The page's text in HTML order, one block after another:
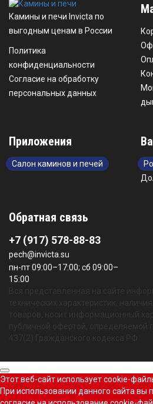
Камины и печи Invicta по
выгодным ценам в России
Политика
конфиденциальности
Согласие на обработку
персональных данных
Приложения
Салон каминов и печей
Обратная связь
+7 (917) 578-88-83
pech@invicta.su
пн-пт 09:00–17:00; сб 09:00–
15:00
Этот веб-сайт использует cookie-
При использовании данного сайта вы